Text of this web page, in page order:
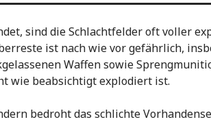
sind die Schlachtfelder oft voller
ist nach wie vor gefährlich,
Waffen sowie
wie beabsichtigt explodiert ist.
bedroht das schlichte